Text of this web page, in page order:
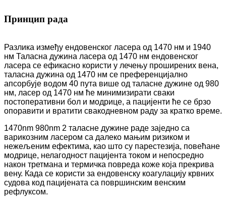
Принцип рада
Разлика између ендовенског ласера ​​од 1470 нм и 1940
нм Таласна дужина ласера ​​од 1470 нм ендовенског
ласера ​​се ефикасно користи у лечењу проширених вена,
таласна дужина од 1470 нм се преференцијално
апсорбује водом 40 пута више од таласне дужине од 980
нм, ласер од 1470 нм ће минимизирати сваки
постоперативни бол и модрице, а пацијенти ће се брзо
опоравити и вратити свакодневном раду за кратко време.
1470nm 980nm 2 таласне дужине раде заједно са
варикозним ласером са далеко мањим ризиком и
нежељеним ефектима, као што су парестезија, повећане
модрице, нелагодност пацијента током и непосредно
након третмана и термичка повреда коже која прекрива
вену. Када се користи за ендовенску коагулацију крвних
судова код пацијената са површинским венским
рефлуксом.